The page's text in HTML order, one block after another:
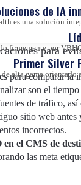
de IA
es una solución
firmemente por
Primer Silver
alta gama
con el
en este
para
para comparar la
son el
de tráfico, así
sitio web
incorrectos.
en el CMS de
las meta